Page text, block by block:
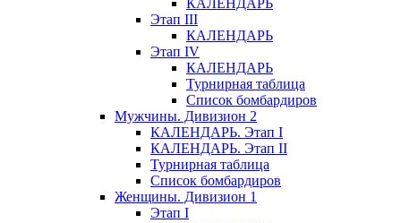
КАЛЕНДАРЬ
Этап III
КАЛЕНДАРЬ
Этап IV
КАЛЕНДАРЬ
Турнирная таблица
Список бомбардиров
Мужчины. Дивизион 2
КАЛЕНДАРЬ. Этап I
КАЛЕНДАРЬ. Этап II
Турнирная таблица
Список бомбардиров
Женщины. Дивизион 1
Этап I